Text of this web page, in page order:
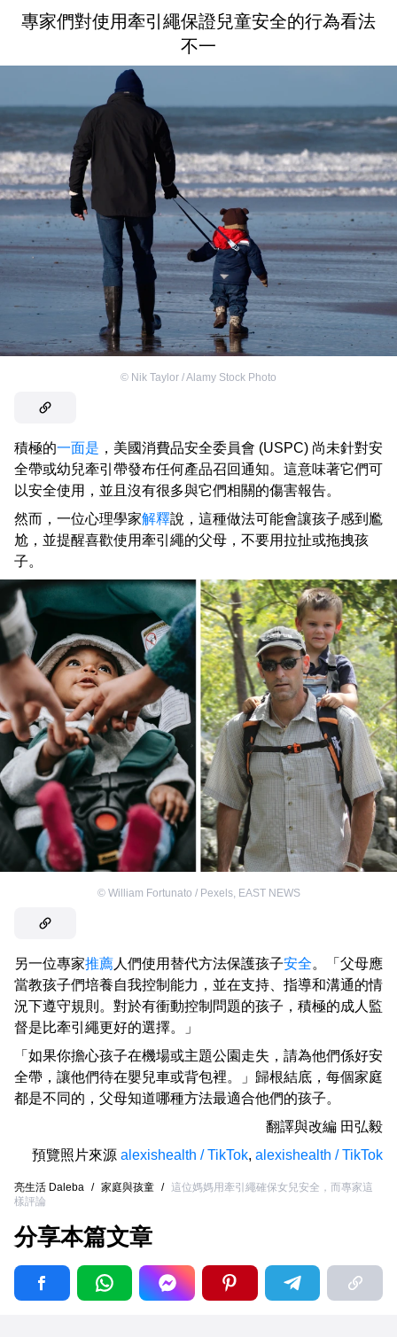
專家們對使用牽引繩保證兒童安全的行為看法
不一
© Nik Taylor / Alamy Stock Photo
積極的一面是 ，美國消費品安全委員會 (USPC) 尚未針對安
全帶或幼兒牽引帶發布任何產品召回通知。這意味著它們可
以安全使用，並且沒有很多與它們相關的傷害報告。
然而，一位心理學家解釋說，這種做法可能會讓孩子感到尷
尬，並提醒喜歡使用牽引繩的父母，不要用拉扯或拖拽孩
子。
© William Fortunato / Pexels, EAST NEWS
另一位專家推薦人們使用替代方法保護孩子安全。「父母應
當教孩子們培養自我控制能力，並在支持、指導和溝通的情
況下遵守規則。對於有衝動控制問題的孩子，積極的成人監
督是比牽引繩更好的選擇。」
「如果你擔心孩子在機場或主題公園走失，請為他們係好安
全帶，讓他們待在嬰兒車或背包裡。」歸根結底，每個家庭
都是不同的，父母知道哪種方法最適合他們的孩子。
翻譯與改編 田弘毅
預覽照片來源 alexishealth / TikTok, alexishealth / TikTok
亮生活 Daleba / 家庭與孩童 /
這位媽媽用牽引繩確保女兒安全，而專家這
樣評論
分享本篇文章